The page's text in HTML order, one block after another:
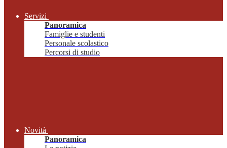
Servizi
Panoramica
Famiglie e studenti
Personale scolastico
Percorsi di studio
Novità
Panoramica